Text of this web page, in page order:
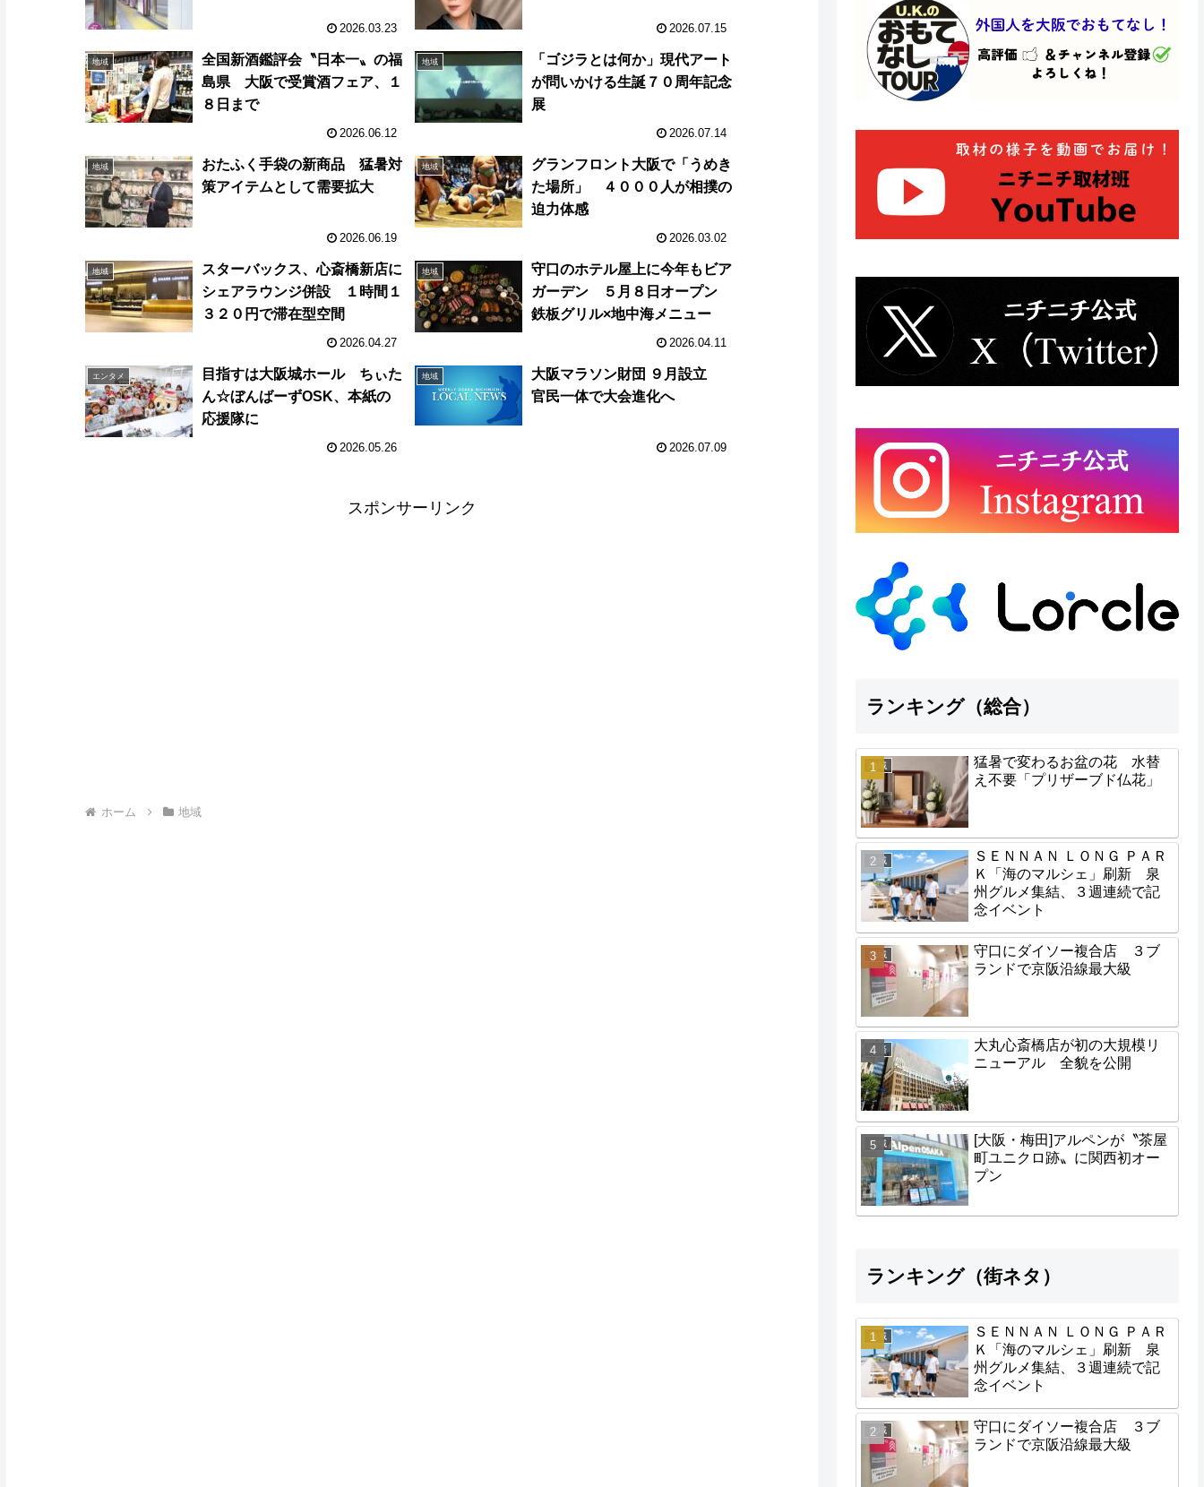
2026.03.23 2026.07.15
地域
全国新酒鑑評会〝日本一〟の福
島県 大阪で受賞酒フェア、１
８日まで
2026.06.12
地域
「ゴジラとは何か」現代アート
が問いかける生誕７０周年記念
展
2026.07.14
地域
おたふく手袋の新商品 猛暑対
策アイテムとして需要拡大
2026.06.19
地域
グランフロント大阪で「うめき
た場所」 ４０００人が相撲の
迫力体感
2026.03.02
地域
スターバックス、心斎橋新店に
シェアラウンジ併設 １時間１
３２０円で滞在型空間
2026.04.27
地域
守口のホテル屋上に今年もビア
ガーデン ５月８日オープン
鉄板グリル×地中海メニュー
2026.04.11
エンタメ
目指すは大阪城ホール ちぃた
ん☆ぼんばーずOSK、本紙の
応援隊に
2026.05.26
地域
大阪マラソン財団 ９月設立
官民一体で大会進化へ
2026.07.09
スポンサーリンク
ホーム 地域
ランキング（総合）
地域
猛暑で変わるお盆の花 水替
え不要「プリザーブド仏花」
地域
ＳＥＮＮＡＮ ＬＯＮＧ ＰＡＲ
Ｋ「海のマルシェ」刷新 泉
州グルメ集結、３週連続で記
念イベント
地域
守口にダイソー複合店 ３ブ
ランドで京阪沿線最大級
経済
大丸心斎橋店が初の大規模リ
ニューアル 全貌を公開
地域
[大阪・梅田]アルペンが〝茶屋
町ユニクロ跡〟に関西初オー
プン
ランキング（街ネタ）
地域
ＳＥＮＮＡＮ ＬＯＮＧ ＰＡＲ
Ｋ「海のマルシェ」刷新 泉
州グルメ集結、３週連続で記
念イベント
地域
守口にダイソー複合店 ３ブ
ランドで京阪沿線最大級